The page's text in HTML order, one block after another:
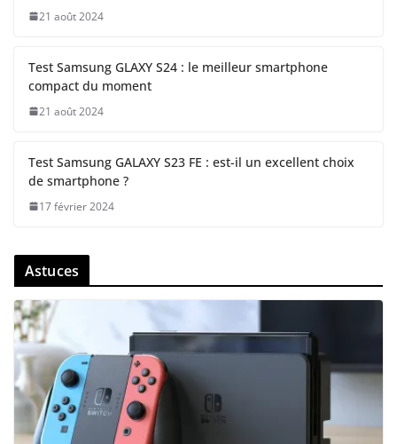
21 août 2024
Test Samsung GLAXY S24 : le meilleur smartphone
compact du moment
21 août 2024
Test Samsung GALAXY S23 FE : est-il un excellent choix
de smartphone ?
17 février 2024
Astuces